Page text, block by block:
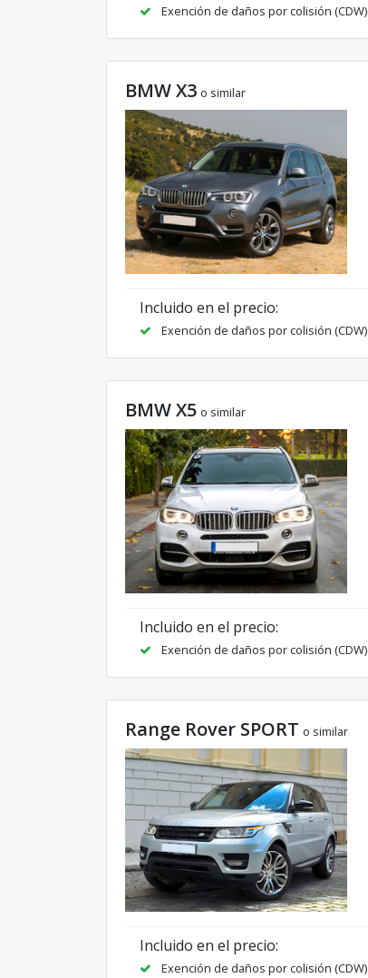
Exención de daños por colisión (CDW)
BMW X3 o similar
Incluido en el precio:
Exención de daños por colisión (CDW)
BMW X5 o similar
Incluido en el precio:
Exención de daños por colisión (CDW)
Range Rover SPORT o similar
Incluido en el precio:
Exención de daños por colisión (CDW)